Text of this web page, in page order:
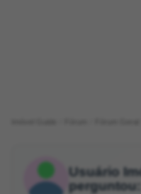
Usuário
perguntou: